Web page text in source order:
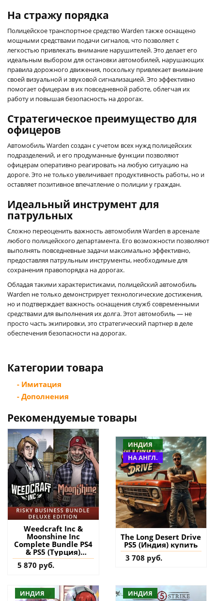
На стражу порядка
Полицейское транспортное средство Warden также оснащено
мощными средствами подачи сигналов, что позволяет с
легкостью привлекать внимание нарушителей. Это делает его
идеальным выбором для остановки автомобилей, нарушающих
правила дорожного движения, поскольку привлекает внимание
своей визуальной и звуковой сигнализацией. Это эффективно
помогает офицерам в их повседневной работе, облегчая их
работу и повышая безопасность на дорогах.
Стратегическое преимущество для
офицеров
Автомобиль Warden создан с учетом всех нужд полицейских
подразделений, и его продуманные функции позволяют
офицерам оперативно реагировать на любую ситуацию на
дороге. Это не только увеличивает продуктивность работы, но и
оставляет позитивное впечатление о полиции у граждан.
Идеальный инструмент для
патрульных
Сложно переоценить важность автомобиля Warden в арсенале
любого полицейского департамента. Его возможности позволяют
выполнять повседневные задачи максимально эффективно,
предоставляя патрульным инструменты, необходимые для
сохранения правопорядка на дорогах.
Обладая такими характеристиками, полицейский автомобиль
Warden не только демонстрирует технологические достижения,
но и подтверждает важность оснащения служб современными
средствами для выполнения их долга. Этот автомобиль ― не
просто часть экипировки, это стратегический партнер в деле
обеспечения безопасности на дорогах.
Категории товара
- Имитация
- Дополнения
Рекомендуемые товары
Weedcraft Inc &
Moonshine Inc
Complete Bundle PS4
& PS5 (Турция)
купить игру на
аккаунт
5 870 руб.
ИНДИЯ
НА АНГЛ.
The Long Desert Drive
PS5 (Индия) купить
3 708 руб.
ИНДИЯ
ИНДИЯ